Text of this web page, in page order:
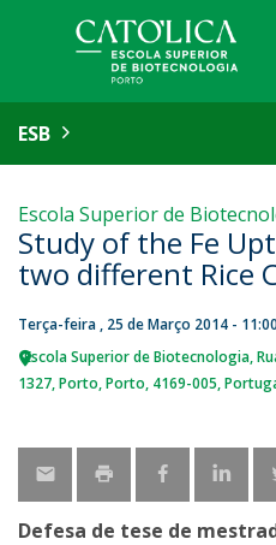
ESB
Escola Superior de
Study of the Fe
two different Rice
Terça-feira , 25 de Março 2014 - 11:00
Escola Superior de Biotecnologia
1327 Porto Porto 4169-005
Defesa de tese de